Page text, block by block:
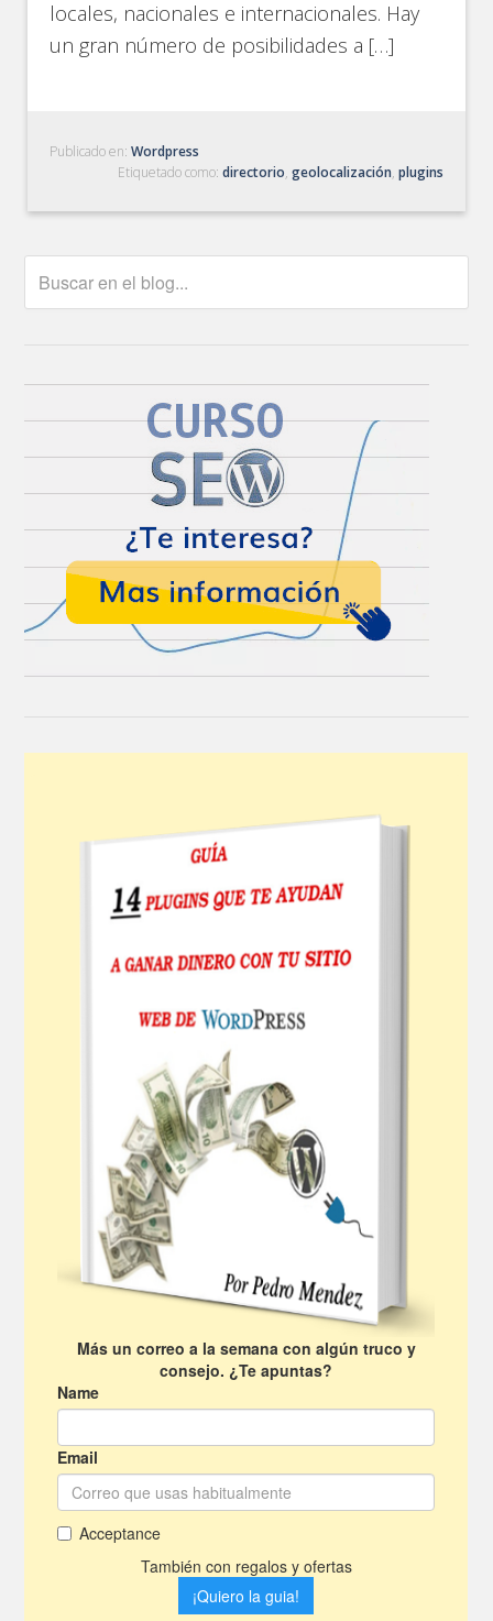
locales, nacionales e internacionales. Hay
un gran número de posibilidades a […]
Publicado en:Wordpress
Etiquetado como: directorio, geolocalización, plugins